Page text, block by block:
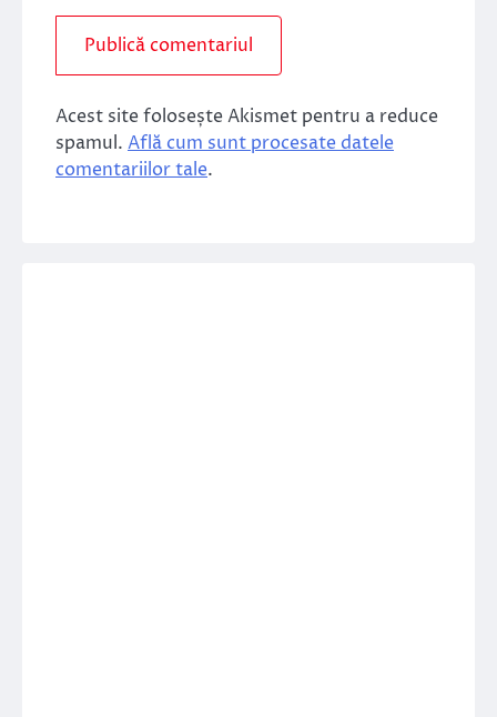
Acest site folosește Akismet pentru a reduce
spamul. Află cum sunt procesate datele
comentariilor tale.